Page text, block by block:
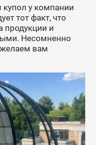
купол у компании
тот факт, что
продукции и
Несомненно
вам